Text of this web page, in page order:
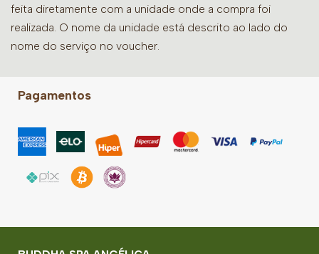
feita diretamente com a unidade onde a compra foi
realizada. O nome da unidade está descrito ao lado do
nome do serviço no voucher.
Pagamentos